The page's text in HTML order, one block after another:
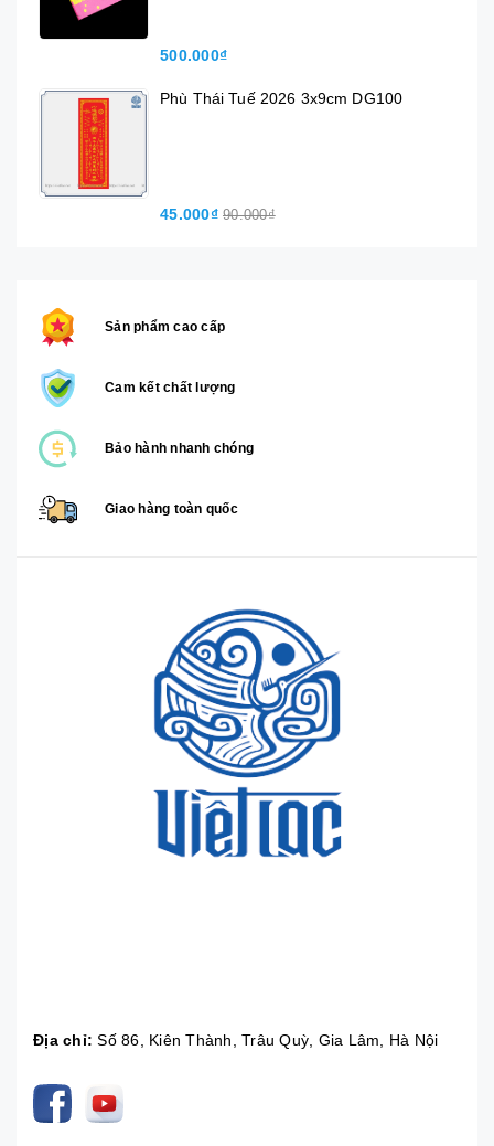
500.000₫
Phù Thái Tuế 2026 3x9cm DG100
45.000₫ 90.000₫
Sản phẩm cao cấp
Cam kết chất lượng
Bảo hành nhanh chóng
Giao hàng toàn quốc
Địa chỉ: Số 86, Kiên Thành, Trâu Quỳ, Gia Lâm, Hà Nội